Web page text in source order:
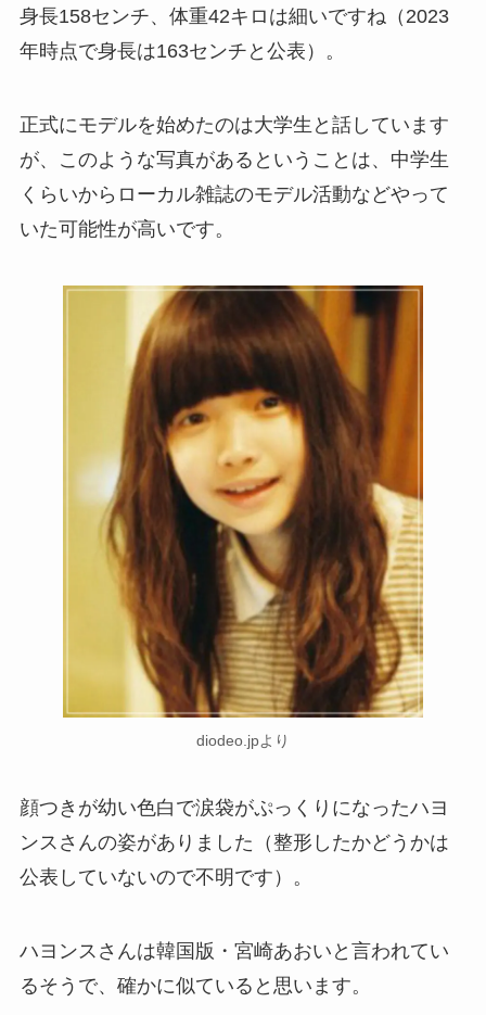
身長158センチ、体重42キロは細いですね（2023
年時点で身長は163センチと公表）。
正式にモデルを始めたのは大学生と話しています
が、このような写真があるということは、中学生
くらいからローカル雑誌のモデル活動などやって
いた可能性が高いです。
diodeo.jpより
顔つきが幼い色白で涙袋がぷっくりになったハヨ
ンスさんの姿がありました（整形したかどうかは
公表していないので不明です）。
ハヨンスさんは韓国版・宮崎あおいと言われてい
るそうで、確かに似ていると思います。